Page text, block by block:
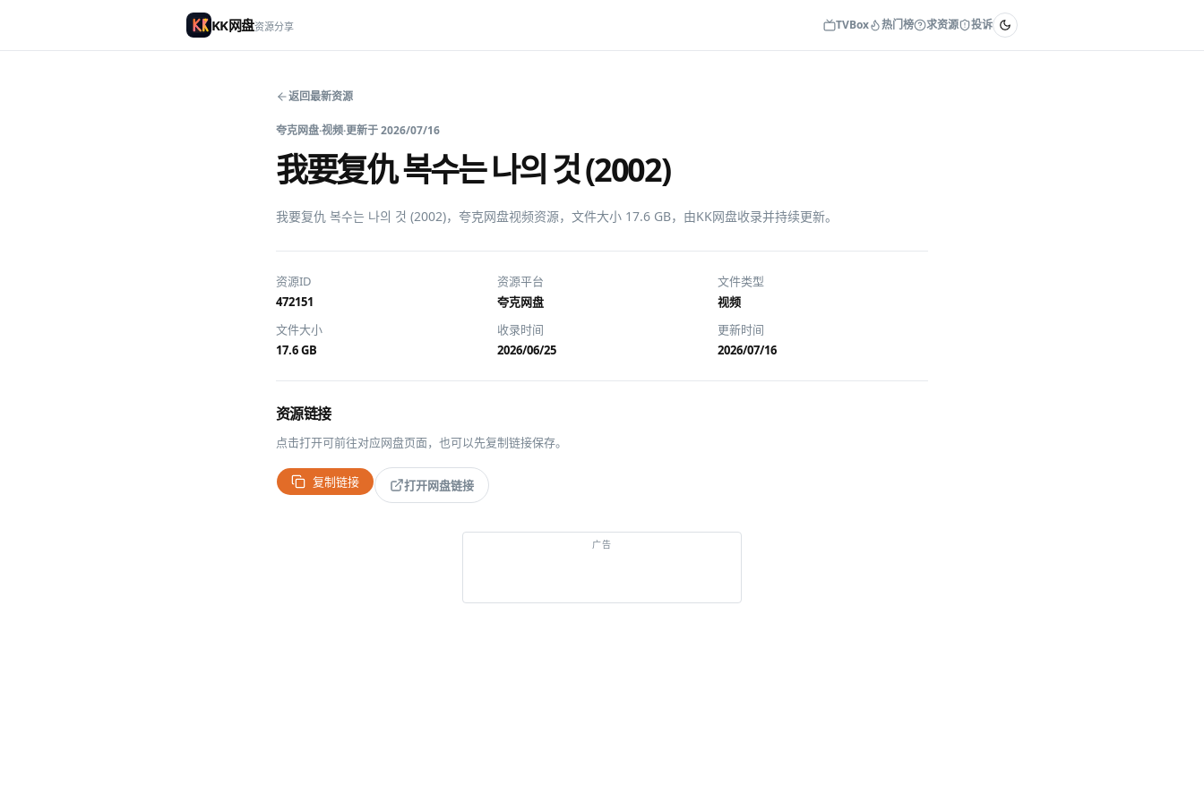
KK网盘资源分享 TVBox 热门榜 求资源 投诉
返回最新资源
夸克网盘·视频·更新于2026/07/16
我要复仇 복수는 나의 것 (2002)
我要复仇 복수는 나의 것 (2002)，夸克网盘视频资源，文件大小 17.6 GB，由KK网盘收录并持续更新。
资源ID
472151
资源平台
夸克网盘
文件类型
视频
文件大小
17.6 GB
收录时间
2026/06/25
更新时间
2026/07/16
资源链接
点击打开可前往对应网盘页面，也可以先复制链接保存。
复制链接 打开网盘链接
推广